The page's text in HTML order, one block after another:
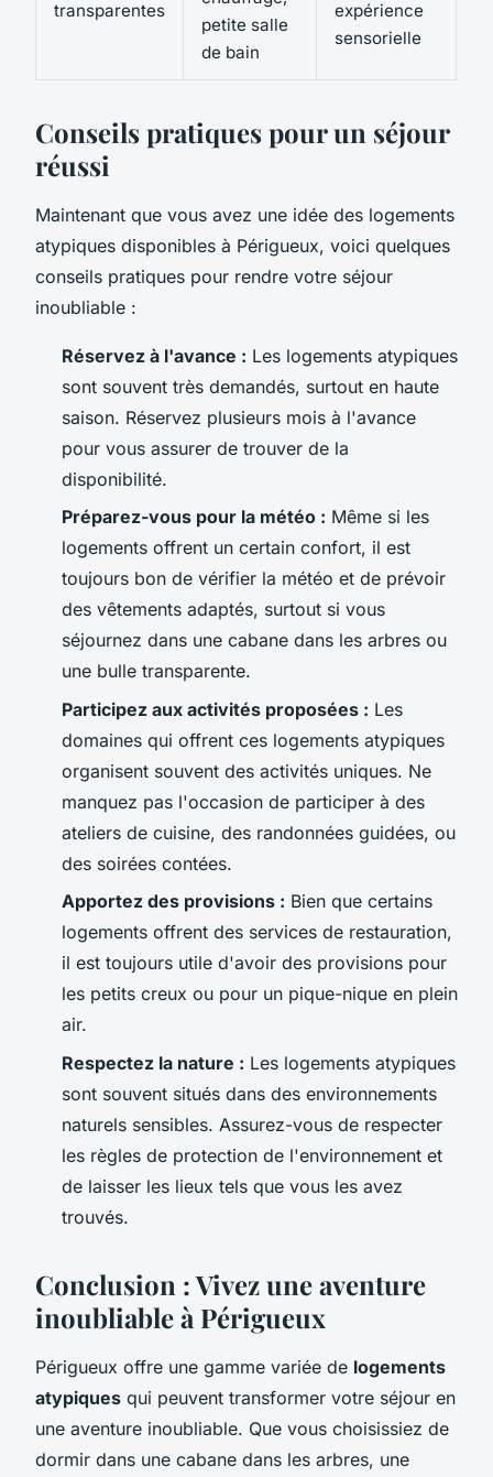
transparentes
petite salle
de bain
expérience
sensorielle
Conseils pratiques pour un séjour
réussi
Maintenant que vous avez une idée des logements
atypiques disponibles à Périgueux, voici quelques
conseils pratiques pour rendre votre séjour
inoubliable :
Réservez à l'avance : Les logements atypiques
sont souvent très demandés, surtout en haute
saison. Réservez plusieurs mois à l'avance
pour vous assurer de trouver de la
disponibilité.
Préparez-vous pour la météo : Même si les
logements offrent un certain confort, il est
toujours bon de vérifier la météo et de prévoir
des vêtements adaptés, surtout si vous
séjournez dans une cabane dans les arbres ou
une bulle transparente.
Participez aux activités proposées : Les
domaines qui offrent ces logements atypiques
organisent souvent des activités uniques. Ne
manquez pas l'occasion de participer à des
ateliers de cuisine, des randonnées guidées, ou
des soirées contées.
Apportez des provisions : Bien que certains
logements offrent des services de restauration,
il est toujours utile d'avoir des provisions pour
les petits creux ou pour un pique-nique en plein
air.
Respectez la nature : Les logements atypiques
sont souvent situés dans des environnements
naturels sensibles. Assurez-vous de respecter
les règles de protection de l'environnement et
de laisser les lieux tels que vous les avez
trouvés.
Conclusion : Vivez une aventure
inoubliable à Périgueux
Périgueux offre une gamme variée de logements
atypiques qui peuvent transformer votre séjour en
une aventure inoubliable. Que vous choisissiez de
dormir dans une cabane dans les arbres, une